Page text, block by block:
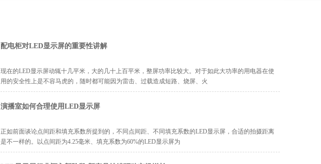
配电柜对LED显示屏的重要性讲解
现在的LED显示屏动辄十几平米，大的几十上百平米，整屏功率比较大。对于如此大功率的用电器在使
用的安全性上是不容马虎的，随时都可能因为雷击、过载造成短路、烧屏、火
演播室如何合理使用LED显示屏
正如前面谈论点间距和填充系数所提到的，不同点间距、不同填充系数的LED显示屏，合适的拍摄距离
是不一样的。以点间距为4.25毫米、填充系数为60%的LED显示屏为